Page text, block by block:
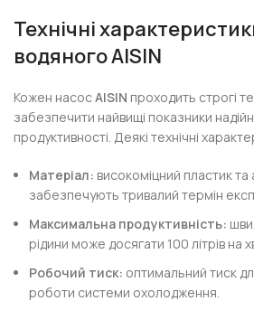
Технічні
водяного AISIN
Кожен насосAISIN проходить строгі
забезпечити найвищі показники
продуктивності. Деякі технічні
Матеріал: високоміцний пластик та
забезпечують тривалий термін
Максимальна продуктивність:
рідини може досягати 100 літрів на
Робочий тиск: оптимальний тиск
роботи системи охолодження.